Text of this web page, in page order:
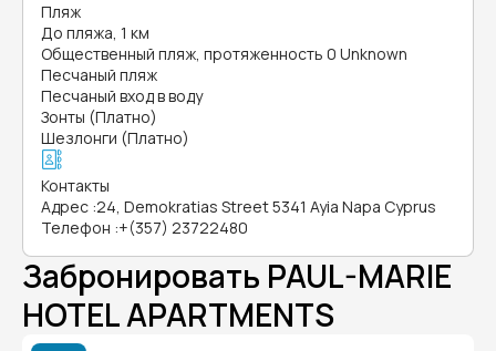
Пляж
До пляжа, 1 км
Общественный пляж, протяженность 0 Unknown
Песчаный пляж
Песчаный вход в воду
Зонты (Платно)
Шезлонги (Платно)
Контакты
Адрес :24, Demokratias Street 5341 Ayia Napa Cyprus
Телефон :+(357) 23722480
Забронировать PAUL-MARIE
HOTEL APARTMENTS